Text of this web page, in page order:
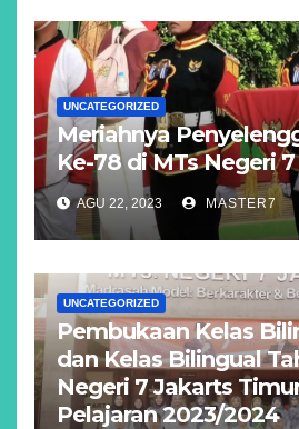
UNCATEGORIZED
Meriahnya
Ke-78 di MTs Negeri
AGU 22, 2023 MASTER7
UNCATEGORIZED
Pembukaan Kelas
dan Kelas Bilingual
Negeri 7 Jakarts
Pelajaran 2023/2024